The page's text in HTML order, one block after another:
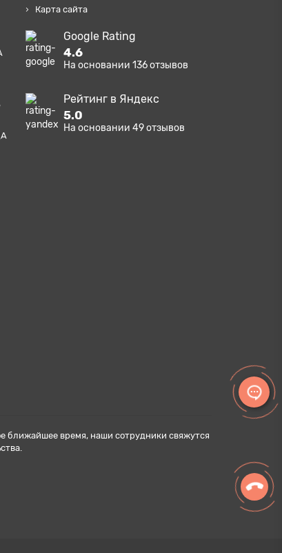
Карта сайта
Google Rating
4.6
На основании 136отзывов
Рейтинг в Яндекс
5.0
На основании 49отзывов
ближайшее время, наши сотрудники свяжутся